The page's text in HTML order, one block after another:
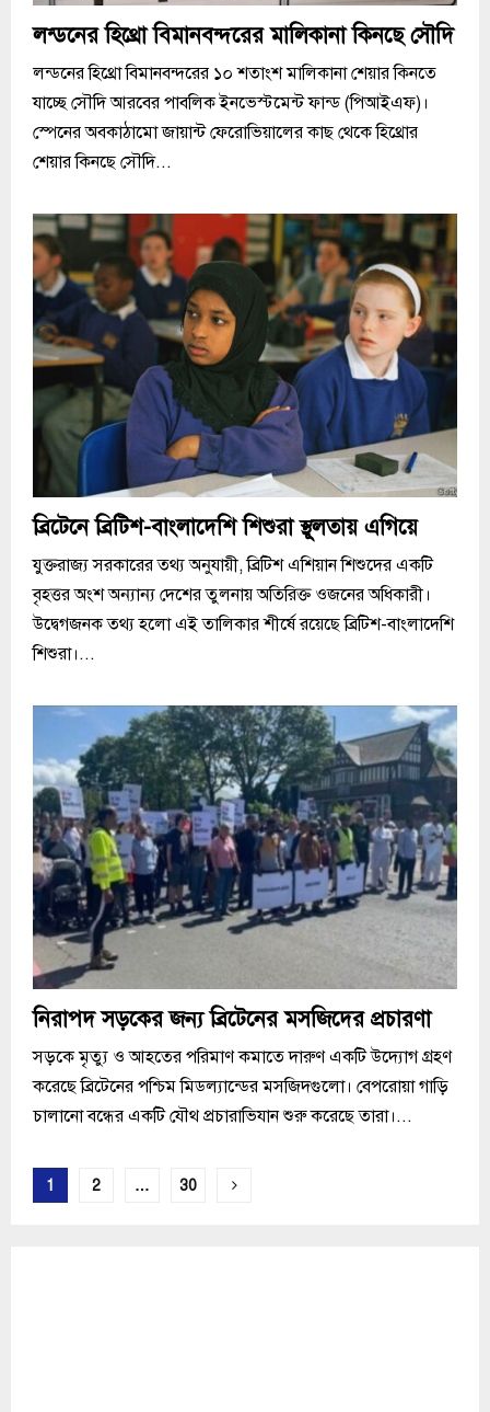
লন্ডনের হিথ্রো বিমানবন্দরের মালিকানা কিনছে সৌদি
লন্ডনের হিথ্রো বিমানবন্দরের ১০ শতাংশ মালিকানা শেয়ার কিনতে
যাচ্ছে সৌদি আরবের পাবলিক ইনভেস্টমেন্ট ফান্ড (পিআইএফ)।
স্পেনের অবকাঠামো জায়ান্ট ফেরোভিয়ালের কাছ থেকে হিথ্রোর
শেয়ার কিনছে সৌদি...
ব্রিটেনে ব্রিটিশ-বাংলাদেশি শিশুরা স্থূলতায় এগিয়ে
যুক্তরাজ্য সরকারের তথ্য অনুযায়ী, ব্রিটিশ এশিয়ান শিশুদের একটি
বৃহত্তর অংশ অন্যান্য দেশের তুলনায় অতিরিক্ত ওজনের অধিকারী।
উদ্বেগজনক তথ্য হলো এই তালিকার শীর্ষে রয়েছে ব্রিটিশ-বাংলাদেশি
শিশুরা।...
নিরাপদ সড়কের জন্য ব্রিটেনের মসজিদের প্রচারণা
সড়কে মৃত্যু ও আহতের পরিমাণ কমাতে দারুণ একটি উদ্যোগ গ্রহণ
করেছে ব্রিটেনের পশ্চিম মিডল্যান্ডের মসজিদগুলো। বেপরোয়া গাড়ি
চালানো বন্ধের একটি যৌথ প্রচারাভিযান শুরু করেছে তারা।...
Posts
1 2 … 30